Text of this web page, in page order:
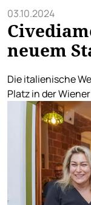
03.10.2024
neuem
Die italienische
Platz in der